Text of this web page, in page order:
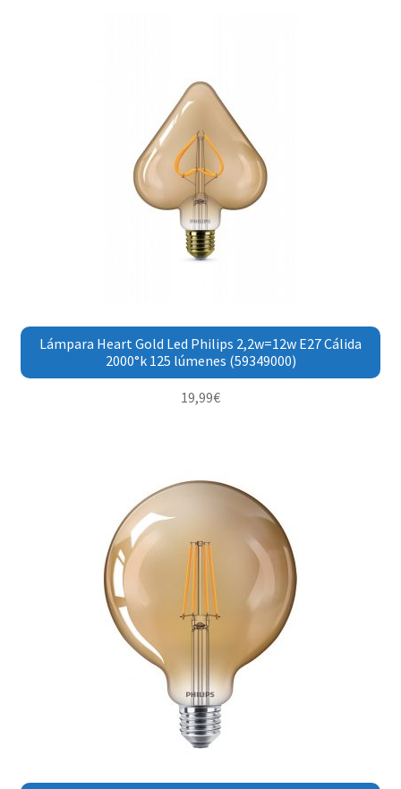
Lámpara Heart Gold Led Philips 2,2w=12w E27 Cálida
2000°k 125 lúmenes (59349000)
19,99€